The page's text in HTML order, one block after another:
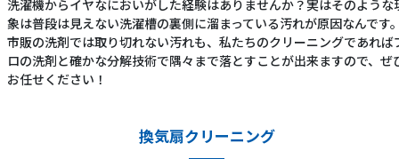
洗濯機からイヤなにおいがした経験はありませんか？実はそのような
象は普段は見えない洗濯槽の裏側に溜まっている汚れが原因なんです
市販の洗剤では取り切れない汚れも、私たちのクリーニングであれば
ロの洗剤と確かな分解技術で隅々まで落とすことが出来ますので、ぜ
お任せください！
換気扇クリーニング